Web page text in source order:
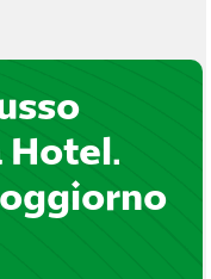
Hotel.